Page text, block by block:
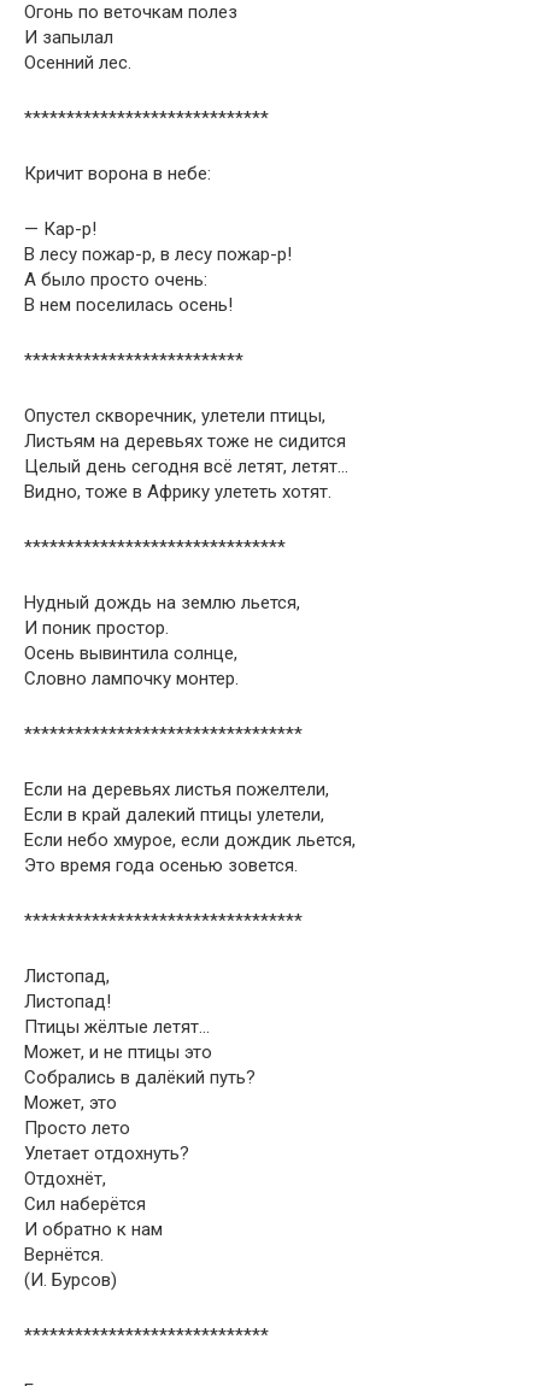
Огонь по веточкам полез
И запылал
Осенний лес.
*****************************
Кричит ворона в небе:
— Кар-р!
В лесу пожар-р, в лесу пожар-р!
А было просто очень:
В нем поселилась осень!
**************************
Опустел скворечник, улетели птицы,
Листьям на деревьях тоже не сидится
Целый день сегодня всё летят, летят…
Видно, тоже в Африку улететь хотят.
*******************************
Нудный дождь на землю льется,
И поник простор.
Осень вывинтила солнце,
Словно лампочку монтер.
*********************************
Если на деревьях листья пожелтели,
Если в край далекий птицы улетели,
Если небо хмурое, если дождик льется,
Это время года осенью зовется.
*********************************
Листопад,
Листопад!
Птицы жёлтые летят…
Может, и не птицы это
Собрались в далёкий путь?
Может, это
Просто лето
Улетает отдохнуть?
Отдохнёт,
Сил наберётся
И обратно к нам
Вернётся.
(И. Бурсов)
*****************************